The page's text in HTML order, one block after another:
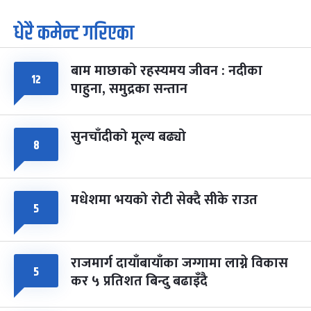
७
आइत
पूर्णिमा व्रत
चैत्र ७, २०८३-
८
सोम
फागुपूर्णिमा
चैत्र ८, २०८३-Mar 22, 2027
७ महिना बाँकी
धेरै कमेन्ट गरिएका
१२ बाम माछाको रहस्यमय जीवन : नदीका
पाहुना, समुद्रका सन्तान
८ सुनचाँदीको मूल्य बढ्यो
५ मधेशमा भयको रोटी सेक्दै सीके राउत
५ राजमार्ग दायाँबायाँका जग्गामा लाग्ने विकास
कर ५ प्रतिशत बिन्दु बढाइँदै